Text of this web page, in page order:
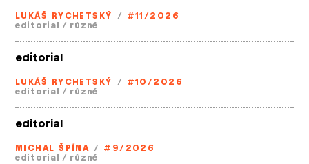
LUKÁŠ RYCHETSKÝ / #11/2026
editorial / různé
editorial
LUKÁŠ RYCHETSKÝ / #10/2026
editorial / různé
editorial
MICHAL ŠPÍNA / #9/2026
editorial / různé